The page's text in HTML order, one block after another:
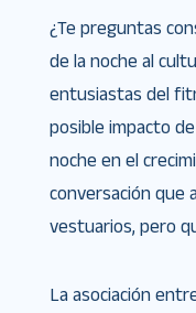
¿Te preguntas
de la noche al
entusiastas del
posible impacto
noche en el
conversación que
vestuarios, pero
La asociación